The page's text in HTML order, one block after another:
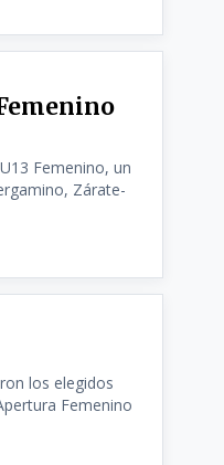
Femenino, un
Zárate-
los elegidos
Femenino